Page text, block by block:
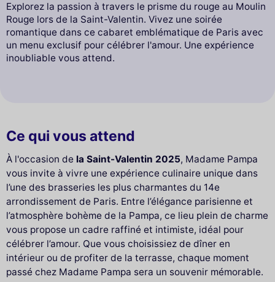
Explorez la passion à travers le prisme du rouge au Moulin
Rouge lors de la Saint-Valentin. Vivez une soirée
romantique dans ce cabaret emblématique de Paris avec
un menu exclusif pour célébrer l'amour. Une expérience
inoubliable vous attend.
Ce qui vous attend
À l'occasion de la Saint-Valentin 2025, Madame Pampa
vous invite à vivre une expérience culinaire unique dans
l’une des brasseries les plus charmantes du 14e
arrondissement de Paris. Entre l’élégance parisienne et
l’atmosphère bohème de la Pampa, ce lieu plein de charme
vous propose un cadre raffiné et intimiste, idéal pour
célébrer l’amour. Que vous choisissiez de dîner en
intérieur ou de profiter de la terrasse, chaque moment
passé chez Madame Pampa sera un souvenir mémorable.